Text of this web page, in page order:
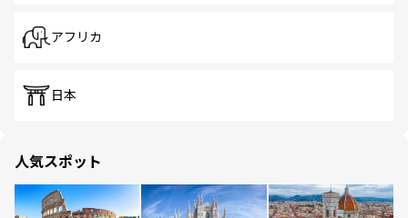
アフリカ
日本
人気スポット